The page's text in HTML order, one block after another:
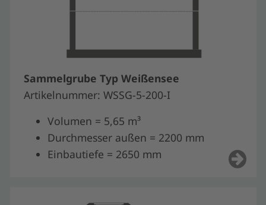
Sammelgrube Typ Weißensee
Artikelnummer: WSSG-5-200-I
Volumen = 5,65 m³
Durchmesser außen = 2200 mm
Einbautiefe = 2650 mm